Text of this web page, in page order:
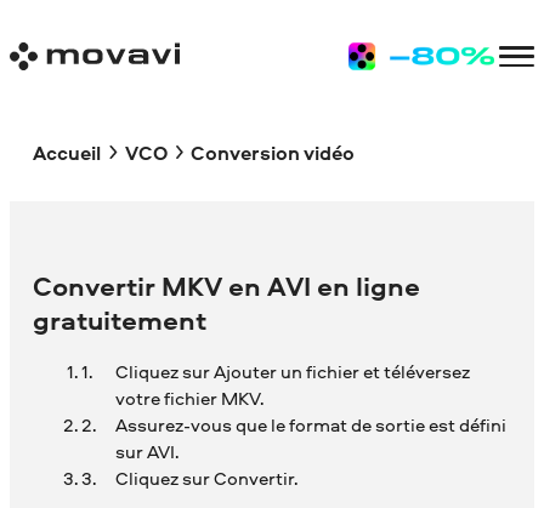
Accueil VCO Conversion vidéo
Convertir MKV en AVI en ligne
gratuitement
Cliquez sur Ajouter un fichier et téléversez
votre fichier MKV.
Assurez-vous que le format de sortie est défini
sur AVI.
Cliquez sur Convertir.